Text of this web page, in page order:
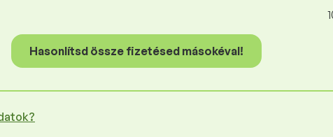
Hasonlítsd össze fizetésed másokéval!